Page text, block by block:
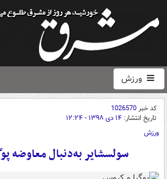
ورزش
کد خبر1026570
تاریخ انتشار: ۱۴ دی ۱۳۹۸ - ۱۲:۲۴
ورزش
سولسشایر به‌دنبال معاوضه